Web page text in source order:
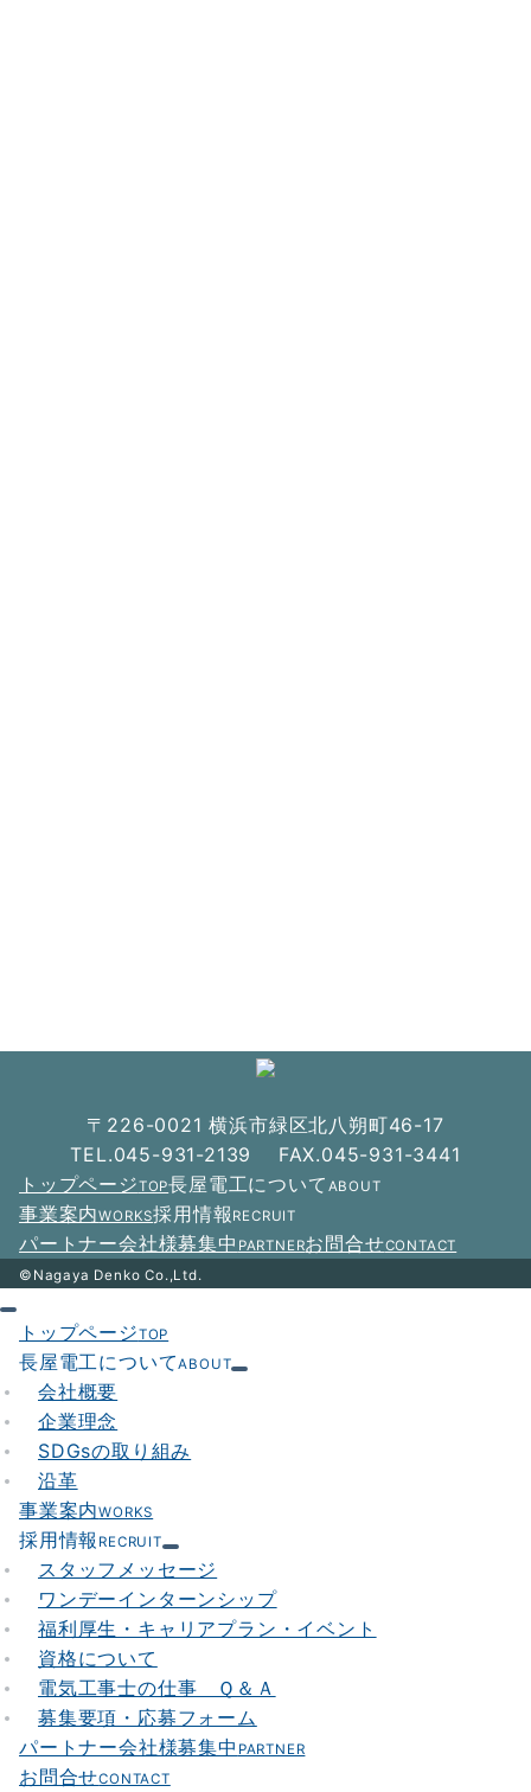
〒226-0021 横浜市緑区北八朔町46-17
TEL.045-931-2139 FAX.045-931-3441
トップページTOP長屋電工について ABOUT
事業案内WORKS採用情報 RECRUIT
パートナー会社様募集中 PARTNERお問合せCONTACT
©Nagaya Denko Co.,Ltd.
トップページTOP
長屋電工についてABOUT
会社概要
企業理念
SDGsの取り組み
沿革
事業案内WORKS
採用情報 RECRUIT
スタッフメッセージ
ワンデーインターンシップ
福利厚生・キャリアプラン・イベント
資格について
電気工事士の仕事 Ｑ＆Ａ
募集要項・応募フォーム
パートナー会社様募集中 PARTNER
お問合せCONTACT